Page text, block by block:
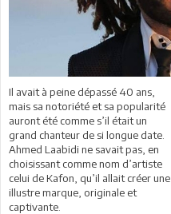
Il avait à peine dépassé 40 ans,
mais sa notoriété et sa popularité
auront été comme s’il était un
grand chanteur de si longue date.
Ahmed Laabidi ne savait pas, en
choisissant comme nom d’artiste
celui de Kafon, qu’il allait créer une
illustre marque, originale et
captivante.